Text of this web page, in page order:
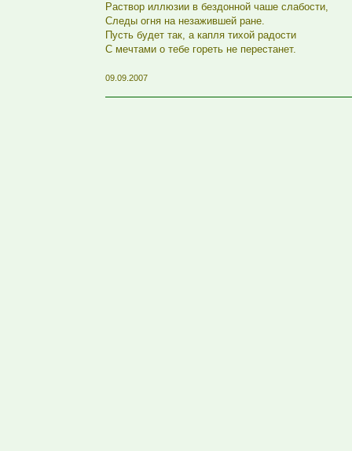
Раствор иллюзии в бездонной чаше слабости,
Следы огня на незажившей ране.
Пусть будет так, а капля тихой радости
С мечтами о тебе гореть не перестанет.
09.09.2007